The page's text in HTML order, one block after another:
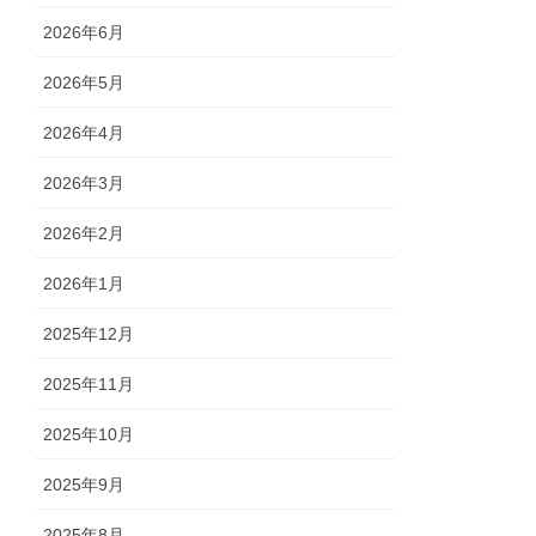
2026年6月
2026年5月
2026年4月
2026年3月
2026年2月
2026年1月
2025年12月
2025年11月
2025年10月
2025年9月